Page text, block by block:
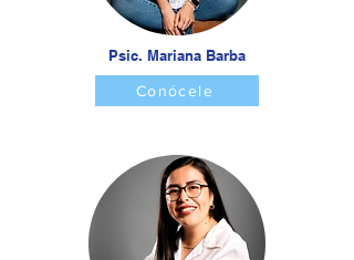
Psic. Mariana Barba
Conócele